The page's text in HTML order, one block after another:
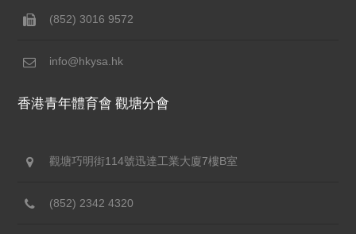
(852) 3016 9572
info@hkysa.hk
香港青年體育會 觀塘分會
觀塘巧明街114號迅達工業大廈7樓B室
(852) 2342 4320